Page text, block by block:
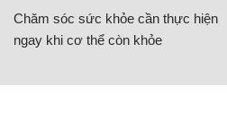
Chăm sóc sức khỏe cần thực hiện
ngay khi cơ thể còn khỏe